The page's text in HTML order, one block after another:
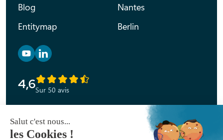
Blog
Entitymap
Nantes
Berlin
Retrouvez nous sur YouTube
Retrouvez nous sur Linkedin
4,6Sur 50 avis
Déclaration d’accessibilité